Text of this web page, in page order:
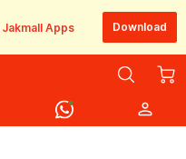
Jakmall Apps Download
person